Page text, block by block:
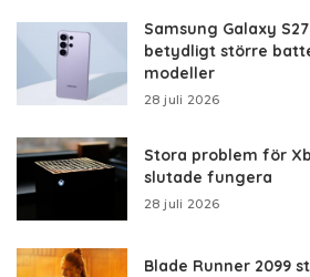
Samsung Galaxy
betydligt större
modeller
28 juli 2026
Stora problem för
slutade fungera
28 juli 2026
Blade Runner 2099